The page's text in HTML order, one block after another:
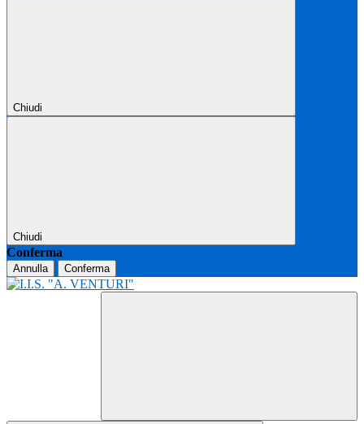
Chiudi
Chiudi
Conferma
Annulla Conferma